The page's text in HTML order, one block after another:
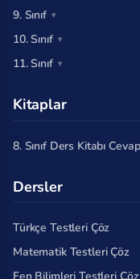
9. Sınıf
10. Sınıf
11. Sınıf
Kitaplar
8. Sınıf Ders Kitabı
Dersler
Türkçe Testleri Çöz
Matematik Testleri Çöz